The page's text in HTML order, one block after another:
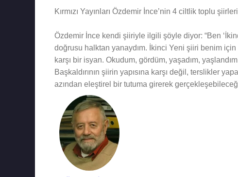
Kırmızı Yayınları Özdemir İnce’nin 4 ciltlik toplu
Özdemir İnce kendi şiiriyle ilgili şöyle diyor: “Ben
doğrusu halktan yanaydım. İkinci Yeni şiiri benim
karşı bir isyan. Okudum, gördüm, yaşadım,
Başkaldırının şiirin yapısına karşı değil, terslikler
azından eleştirel bir tutuma girerek